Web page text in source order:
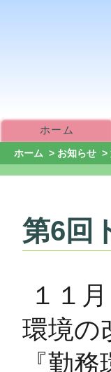
ホーム
ホーム > お知らせ >
第6回
１１
環境の
『勤